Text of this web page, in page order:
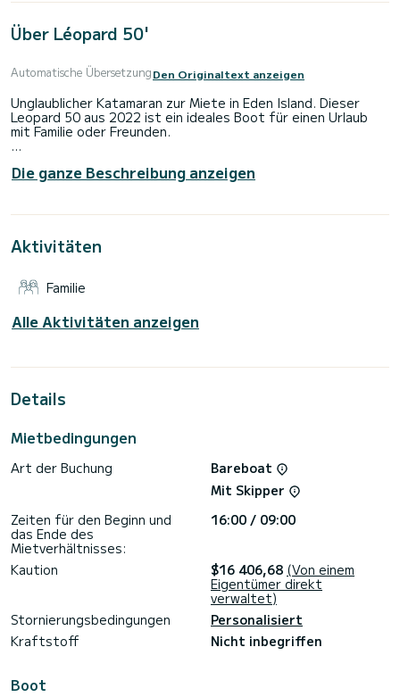
Über Léopard 50'
Automatische ÜbersetzungDen Originaltext anzeigen
Unglaublicher Katamaran zur Miete in Eden Island. Dieser
Leopard 50 aus 2022 ist ein ideales Boot für einen Urlaub
mit Familie oder Freunden.
Kabinen und einem Salon mit 2 Betten bietet das Boot
während der Fahrt Platz für 12 Personen.
Dieser Leopard 50 ist mit 5 Toiletten mit Dusche
Die ganze Beschreibung anzeigen
Aktivitäten
Familie
Alle Aktivitäten anzeigen
Details
Mietbedingungen
Art der Buchung
Bareboat
Mit Skipper
Zeiten für den Beginn und
das Ende des
Mietverhältnisses:
16:00 / 09:00
Kaution $16 406,68 (Von einem
Eigentümer direkt
verwaltet)
Stornierungsbedingungen
Personalisiert
Kraftstoff
Nicht inbegriffen
Boot